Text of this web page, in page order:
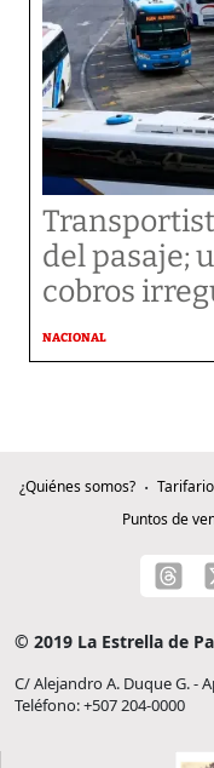
del pasaje;
cobros
NACIONAL
¿Quiénes somos? Tarifario
Puntos de
© 2019 La Estrella de
C/ Alejandro A. Duque G. -
Teléfono: +507 204-0000